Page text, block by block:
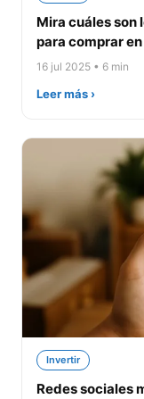
Mira cuáles son
para comprar
16 jul 2025 • 6 min
Leer más ›
Invertir
Redes sociales